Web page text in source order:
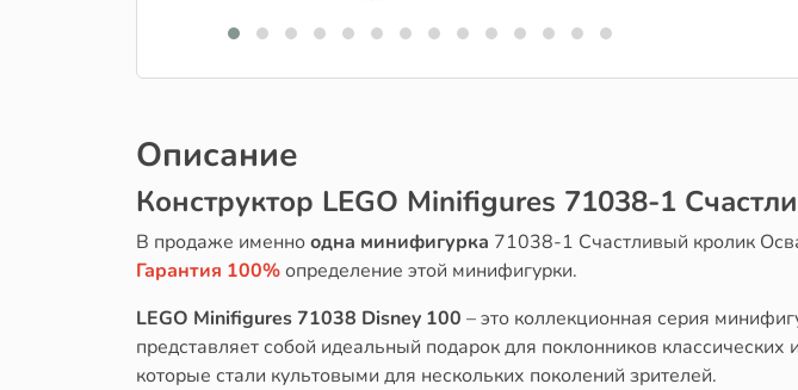
Описание
Конструктор LEGO Minifigures 71038-1
В продаже именноодна минифигурка 71038-1 Cчастливый кролик
Гарантия 100%определение этой минифигурки.
LEGO Minifigures 71038 Disney 100 – это коллекционная серия
представляет собой идеальный подарок для поклонников
которые стали культовыми для нескольких поколений зрителей.